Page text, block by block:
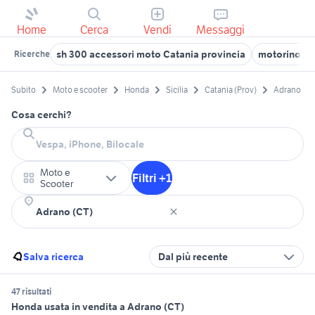
Home Cerca Vendi Messaggi
Ricerche sh 300 accessori moto Catania provincia motorino
Subito Moto e scooter Honda Sicilia Catania (Prov) Adrano
Cosa cerchi?
Moto e
Scooter
Filtri +1
Salva ricerca Dal più recente
47 risultati
Honda usata in vendita a Adrano (CT)